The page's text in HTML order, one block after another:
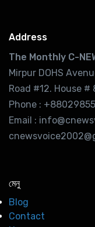
Address
The Monthly C-
Mirpur DOHS
Road #12. House
Phone :
Email :
মেনু
Blog
Contact